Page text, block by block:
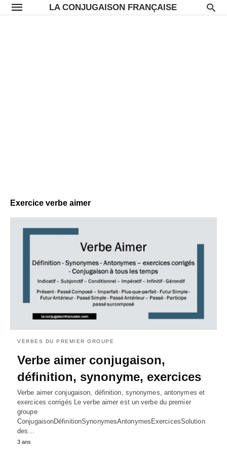
LA CONJUGAISON FRANÇAISE
Exercice verbe aimer
VERBES DU PREMIER GROUPE
Verbe aimer conjugaison,
définition, synonyme, exercices
Verbe aimer conjugaison, définition, synonymes, antonymes et
exercices corrigés Le verbe aimer est un verbe du premier
groupe
ConjugaisonDéfinitionSynonymesAntonymesExercicesSolution
des…
3 ans